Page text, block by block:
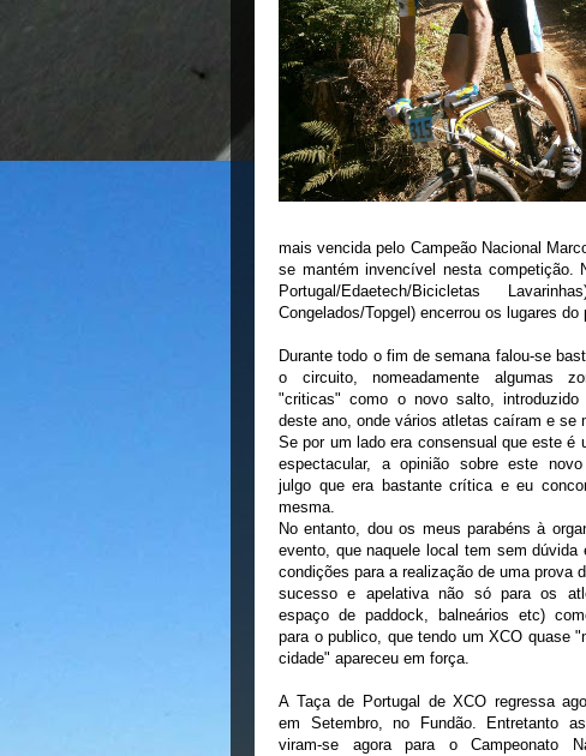
mais vencida pelo Campeão Nacional
se mantém invencível nesta competição.
Portugal/Edaetech/Bicicletas
Congelados/Topgel) encerrou os lugares do
Durante todo o fim de semana falou-se
o circuito, nomeadamente algumas
"criticas" como o novo salto, introduzido
deste ano, onde vários atletas caíram e se
Se por um lado era consensual que este é
espectacular, a opinião sobre este novo
julgo que era bastante crítica e eu
mesma.
No entanto, dou os meus parabéns à
evento, que naquele local tem sem dúvida
condições para a realização de uma prova
sucesso e apelativa não só para os
espaço de paddock, balneários etc)
para o publico, que tendo um XCO quase
cidade" apareceu em força.
A Taça de Portugal de XCO regressa
em Setembro, no Fundão. Entretanto
viram-se agora para o Campeonato